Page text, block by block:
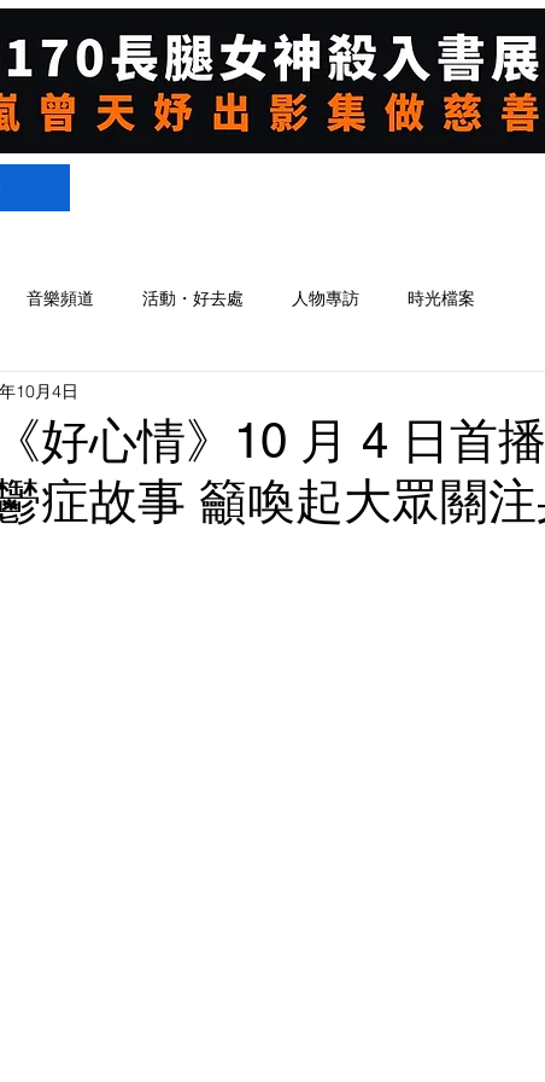
音樂頻道 活動・好去處 人物專訪 時光檔案
好心情》10 月 4 日首
症故事 籲喚起大眾關
10月4日